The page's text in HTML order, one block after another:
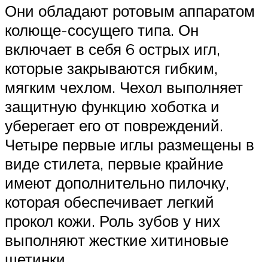
Они обладают ротовым аппаратом
колюще-сосущего типа. Он
включает в себя 6 острых игл,
которые закрываются гибким,
мягким чехлом. Чехол выполняет
защитную функцию хоботка и
уберегает его от повреждений.
Четыре первые иглы размещены в
виде стилета, первые крайние
имеют дополнительно пилочку,
которая обеспечивает легкий
прокол кожи. Роль зубов у них
выполняют жесткие хитиновые